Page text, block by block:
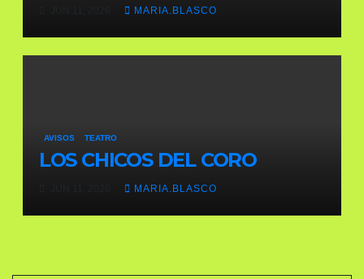
MARIA.BLASCO
AVISOS TEATRO
LOS CHICOS DEL CORO
MARIA.BLASCO